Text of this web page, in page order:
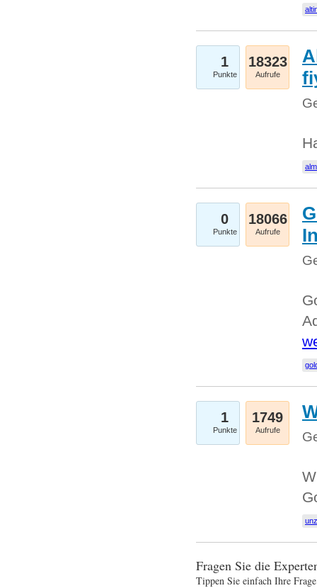
1
Punkte
18323
Aufrufe
0
Punkte
18066
Aufrufe
1
Punkte
1749
Aufrufe
Fragen Sie die
Tippen Sie einfach Ihre